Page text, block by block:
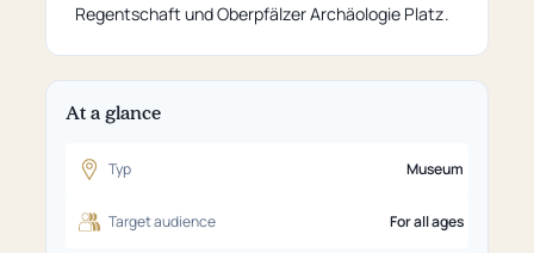
Regentschaft und Oberpfälzer Archäologie Platz.
At a glance
Typ Museum
Target audience For all ages